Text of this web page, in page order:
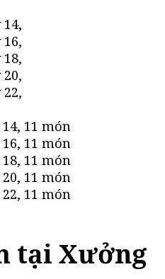
11 món
11 món
11 món
11 món
11 món
tại Xưởng